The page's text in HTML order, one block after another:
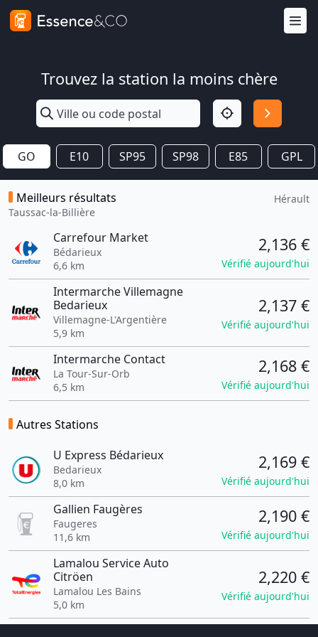
Trouvez la station la moins chère
GO E10 SP95 SP98 E85 GPL
Meilleurs résultats
Taussac-la-Billière
Hérault
Carrefour Market
Bédarieux
6,6 km
2,136 €
Vérifié aujourd'hui
Intermarche Villemagne
Bedarieux
Villemagne-L'Argentière
5,9 km
2,137 €
Vérifié aujourd'hui
Intermarche Contact
La Tour-Sur-Orb
6,5 km
2,168 €
Vérifié aujourd'hui
Autres Stations
U Express Bédarieux
Bedarieux
8,0 km
2,169 €
Vérifié aujourd'hui
Gallien Faugères
Faugeres
11,6 km
2,190 €
Vérifié aujourd'hui
Lamalou Service Auto
Citröen
Lamalou Les Bains
5,0 km
2,220 €
Vérifié aujourd'hui